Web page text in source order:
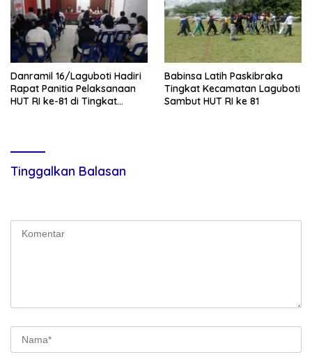
Danramil 16/Laguboti Hadiri
Rapat Panitia Pelaksanaan
HUT RI ke-81 di Tingkat
Babinsa Latih Paskibraka
Tingkat Kecamatan Laguboti
Sambut HUT RI ke 81
Tinggalkan Balasan